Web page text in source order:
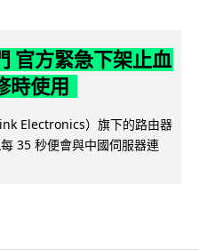
官方緊急下架止血
時使用
Electronics）旗下的路由器
35 秒便會與中國伺服器連